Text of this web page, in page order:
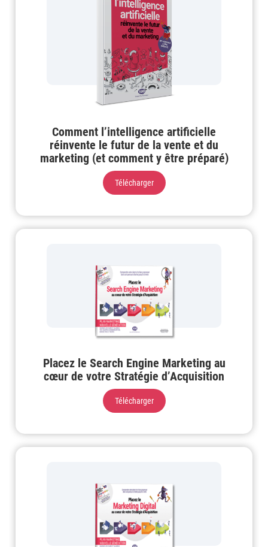
Comment l’intelligence artificielle
réinvente le futur de la vente et du
marketing (et comment y être préparé)
Télécharger
Placez le Search Engine Marketing au
cœur de votre Stratégie d’Acquisition
Télécharger